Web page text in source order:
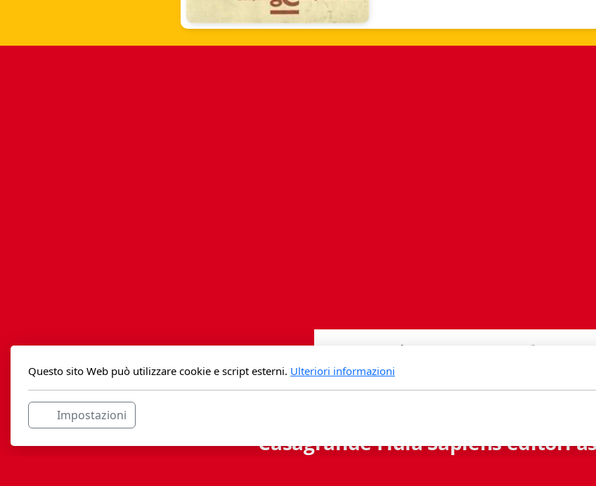
Casagrande Fidia Sapiens editori
Questo sito Web può utilizzare cookie e script esterni. Ulteriori informazioni
Impostazioni